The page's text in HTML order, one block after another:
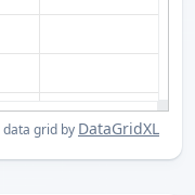
data grid by DataGridXL